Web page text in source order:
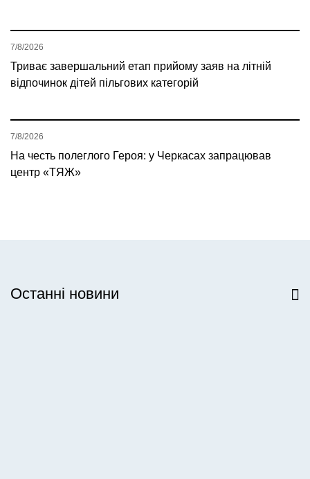
Триває завершальний етап прийому заяв на літній
відпочинок дітей пільгових категорій
7/8/2026
На честь полеглого Героя: у Черкасах запрацював
центр «ТЯЖ»
7/8/2026
Останні новини